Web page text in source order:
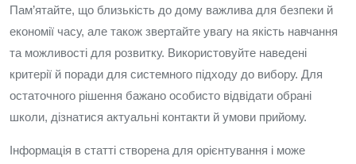
Пам’ятайте, що близькість до дому важлива для безпеки й
економії часу, але також звертайте увагу на якість навчання
та можливості для розвитку. Використовуйте наведені
критерії й поради для системного підходу до вибору. Для
остаточного рішення бажано особисто відвідати обрані
школи, дізнатися актуальні контакти й умови прийому.
Інформація в статті створена для орієнтування і може